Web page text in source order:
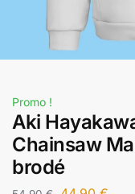
Promo !
Aki
Chainsaw
brodé